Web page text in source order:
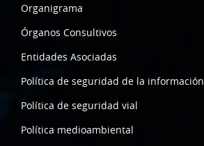
Organigrama
Órganos Consultivos
Entidades Asociadas
Política de seguridad de la información
Política de seguridad vial
Política medioambiental